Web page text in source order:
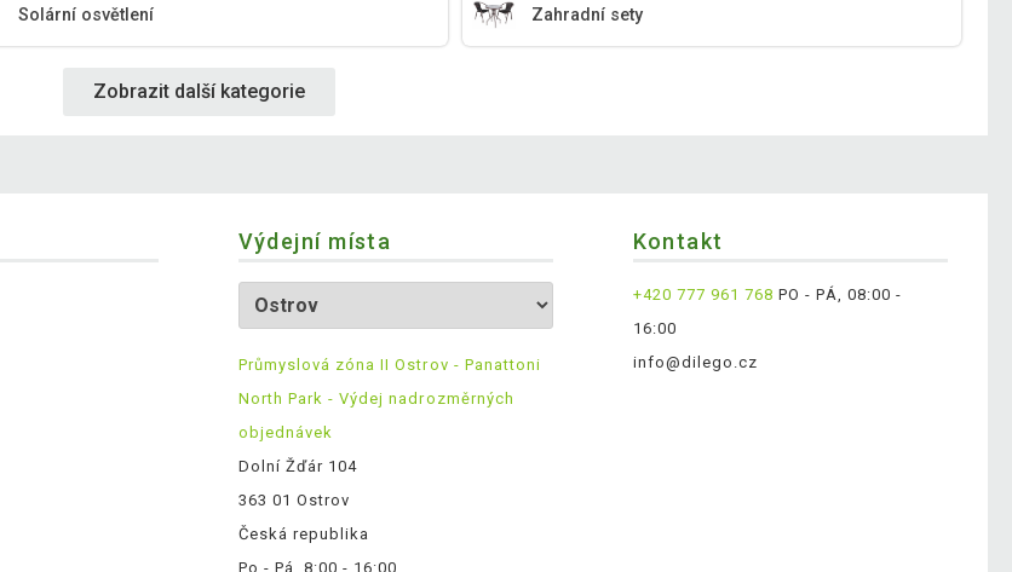
Solární osvětlení Zahradní sety
Zobrazit další kategorie
Výdejní místa
Průmyslová zóna II Ostrov - Panattoni
North Park - Výdej nadrozměrných
objednávek
Dolní Žďár 104
363 01 Ostrov
Česká republika
Po - Pá, 8:00 - 16:00
Kontakt
+420 777 961 768 PO - PÁ, 08:00 -
16:00
info@dilego.cz